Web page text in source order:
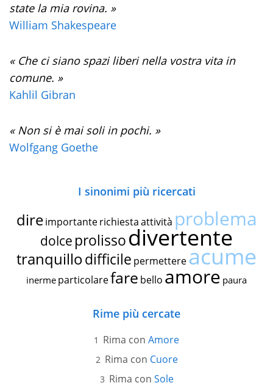
state la mia rovina. »
William Shakespeare
« Che ci siano spazi liberi nella vostra vita in
comune. »
Kahlil Gibran
« Non si è mai soli in pochi. »
Wolfgang Goethe
I sinonimi più ricercati
dire importante richiestaattività problema
dolce prolissodivertente
tranquillodifficile permettereacume
inerme particolarefare bello amore paura
Rime più cercate
Rima con Amore
Rima con Cuore
Rima con Sole